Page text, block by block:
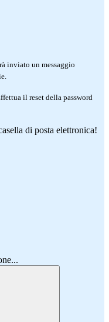
inviato un messaggio
il reset della password
di posta elettronica!